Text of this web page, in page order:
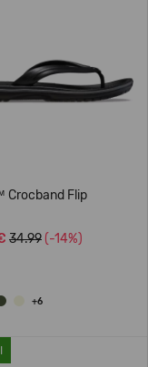
Crocband Flip
34.99 (-14%)
+6